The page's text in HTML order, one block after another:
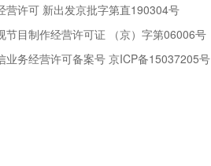
营许可 新出发京批字第直190304号
节目制作经营许可证 （京）字第06006号
业务经营许可备案号 京ICP备15037205号